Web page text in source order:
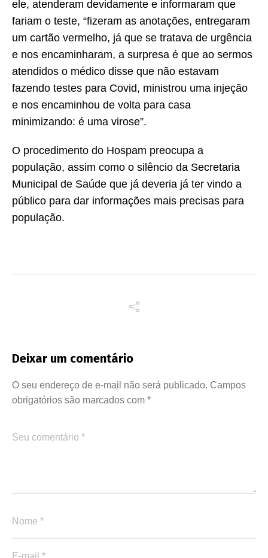
ele, atenderam devidamente e informaram que
fariam o teste, “fizeram as anotações, entregaram
um cartão vermelho, já que se tratava de urgência
e nos encaminharam, a surpresa é que ao sermos
atendidos o médico disse que não estavam
fazendo testes para Covid, ministrou uma injeção
e nos encaminhou de volta para casa
minimizando: é uma virose”.
O procedimento do Hospam preocupa a
população, assim como o silêncio da Secretaria
Municipal de Saúde que já deveria já ter vindo a
público para dar informações mais precisas para
população.
Deixar um comentário
O seu endereço de e-mail não será publicado. Campos
obrigatórios são marcados com *